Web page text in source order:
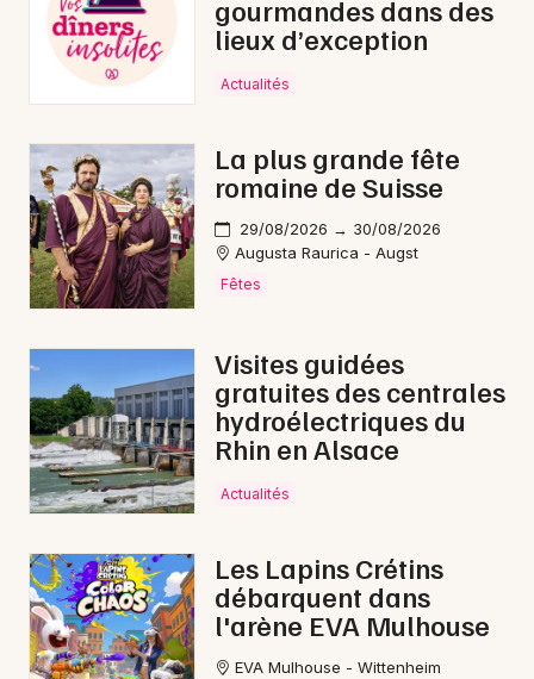
gourmandes dans des
lieux d’exception
Actualités
La plus grande fête
romaine de Suisse
29/08/2026 → 30/08/2026
Augusta Raurica - Augst
Fêtes
Visites guidées
gratuites des centrales
hydroélectriques du
Rhin en Alsace
Actualités
Les Lapins Crétins
débarquent dans
l'arène EVA Mulhouse
EVA Mulhouse - Wittenheim